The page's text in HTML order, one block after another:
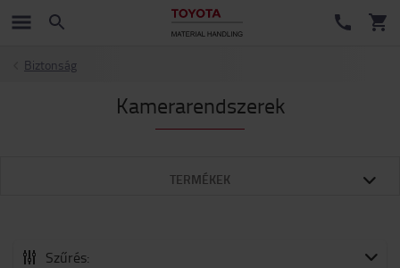
Biztonság
Kamerarendszerek
TERMÉKEK
Szűrés: